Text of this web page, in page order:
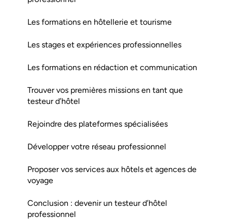
Les formations en hôtellerie et tourisme
Les stages et expériences professionnelles
Les formations en rédaction et communication
Trouver vos premières missions en tant que
testeur d’hôtel
Rejoindre des plateformes spécialisées
Développer votre réseau professionnel
Proposer vos services aux hôtels et agences de
voyage
Conclusion : devenir un testeur d’hôtel
professionnel